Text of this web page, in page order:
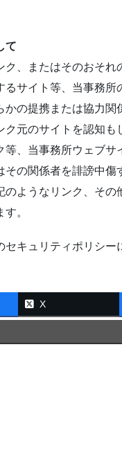
て
ク、またはそのおそれ
るサイト等、当事務
かの提携または協力
ク元のサイトを認知
等、当事務所ウェブ
その関係者を誹謗中傷
のようなリンク、そ
。
セキュリティポリシー
X